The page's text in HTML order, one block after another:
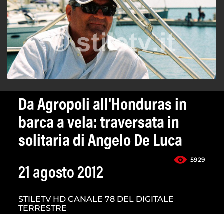
Da Agropoli all'Honduras in
barca a vela: traversata in
solitaria di Angelo De Luca
5929
21 agosto 2012
STILETV HD CANALE 78 DEL DIGITALE
TERRESTRE